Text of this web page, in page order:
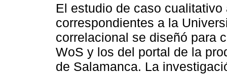
El estudio de caso
correspondientes a la
correlacional se diseñó para
WoS y los del portal de la
de Salamanca. La